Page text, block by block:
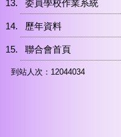
委員學校作業系統
歷年資料
聯合會首頁
到站人次：12044034